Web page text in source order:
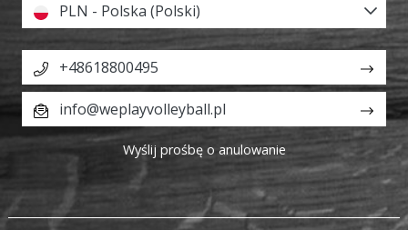
PLN - Polska (Polski)
+48618800495
info@weplayvolleyball.pl
Wyślij prośbę o anulowanie